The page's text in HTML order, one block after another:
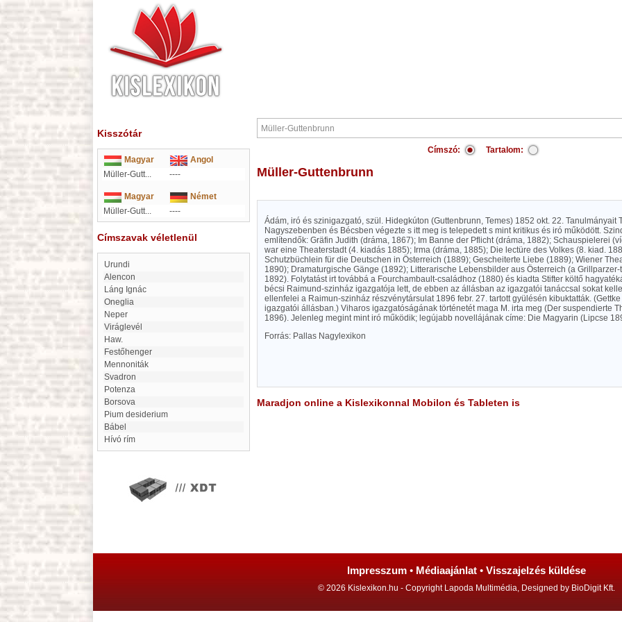
Kisszótár
Magyar
Angol
Müller-Gutt...
----
Magyar
Német
Müller-Gutt...
----
Címszavak véletlenül
Urundi
Alencon
Láng Ignác
Oneglia
Neper
Viráglevél
Haw.
Festőhenger
mennoniták
Svadron
Potenza
Borsova
Pium desiderium
Bábel
hívó rím
Címszó: Tartalom:
Müller-Guttenbrunn
Ádám, iró és szinigazgató, szül. Hidegkúton (Guttenbrunn, Temes) 1852 okt. 22. Tanulmányait
Nagyszebenben és Bécsben végezte s itt meg is telepedett s mint kritikus és iró működött.
említendők: Gräfin Judith (dráma, 1867); Im Banne der Pflicht (dráma, 1882); Schauspielerei
war eine Theaterstadt (4. kiadás 1885); Irma (dráma, 1885); Die lectüre des Volkes (8. kiad.
Schutzbüchlein für die Deutschen in Österreich (1889); Gescheiterte Liebe (1889); Wiener
1890); Dramaturgische Gänge (1892); Litterarische Lebensbilder aus Österreich (a
1892). Folytatást irt továbbá a Fourchambault-családhoz (1880) és kiadta Stifter költő
bécsi Raimund-szinház igazgatója lett, de ebben az állásban az igazgatói tanáccsal sokat
ellenfelei a Raimun-szinház részvénytársulat 1896 febr. 27. tartott gyülésén kibuktatták.
igazgatói állásban.) Viharos igazgatóságának történetét maga M. irta meg (Der suspendierte
1896). Jelenleg megint mint iró működik; legújabb novellájának címe: Die Magyarin (Lipcse
Forrás: Pallas Nagylexikon
Maradjon online a Kislexikonnal Mobilon és Tableten is
Impresszum • Médiaajánlat • Visszajelzés küldése
© 2026 Kislexikon.hu - Copyright Lapoda Multimédia, Designed by BioDigit Kft.